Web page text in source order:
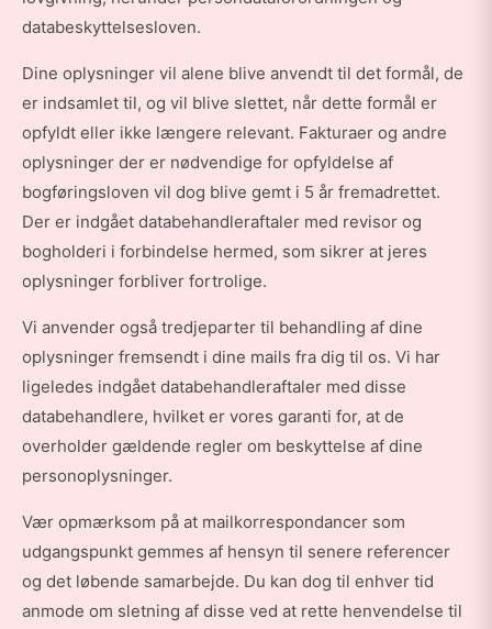
databeskyttelsesloven.
Dine oplysninger vil alene blive anvendt til det formål, de
er indsamlet til, og vil blive slettet, når dette formål er
opfyldt eller ikke længere relevant. Fakturaer og andre
oplysninger der er nødvendige for opfyldelse af
bogføringsloven vil dog blive gemt i 5 år fremadrettet.
Der er indgået databehandleraftaler med revisor og
bogholderi i forbindelse hermed, som sikrer at jeres
oplysninger forbliver fortrolige.
Vi anvender også tredjeparter til behandling af dine
oplysninger fremsendt i dine mails fra dig til os. Vi har
ligeledes indgået databehandleraftaler med disse
databehandlere, hvilket er vores garanti for, at de
overholder gældende regler om beskyttelse af dine
personoplysninger.
Vær opmærksom på at mailkorrespondancer som
udgangspunkt gemmes af hensyn til senere referencer
og det løbende samarbejde. Du kan dog til enhver tid
anmode om sletning af disse ved at rette henvendelse til